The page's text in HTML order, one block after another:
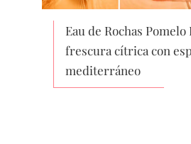
Eau de Rochas Pomelo
frescura cítrica con
mediterráneo